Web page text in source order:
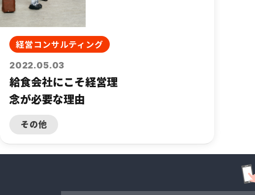
経営コンサルティング
2022.05.03
給食会社にこそ経営理
念が必要な理由
その他